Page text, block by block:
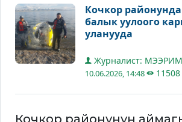
Кочкор
балык уулоого
уланууда
Журналист:
10.06.2026, 14:48 11508